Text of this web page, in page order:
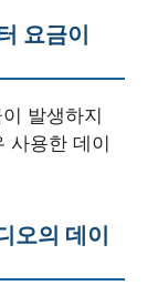
요금이
발생하지
사용한 데이
오의 데이